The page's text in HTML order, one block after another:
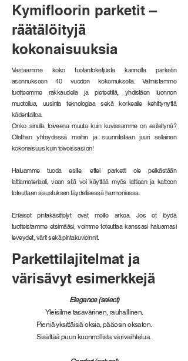
Kymifloorin parketit –
räätälöityjä
kokonaisuuksia
Vastaamme koko tuotantoketjusta kannolta parketin
asennukseen 40 vuoden kokemuksella. Valmistamme
tuotteemme rakkaudella ja pieteetillä, yhdistäen luonnon
muotoilua, uusinta teknologiaa sekä korkealle kehittynyttä
kädentaitoa.
Onko sinulla toiveena muuta kuin kuvissamme on esiteltynä?
Olethan yhteydessä meihin ja suunnitellaan juuri sellainen
kokonaisuus kuin toiveissasi on!
Haluamme tuoda esille, ettei parketti ole pelkästään
lattiamateriaali, vaan sitä voi käyttää myös lattiaan ja kattoon
toteuttaen sisustuksen täydellisessä harmoniassa.
Erilaiset pintakäsittelyt ovat meille arkea. Jos et löydä
tuotteistamme etsimääsi, voimme toteuttaa kanssasi haluamasi
leveydet, värit sekä pintakuvioinnit.
Parkettilajitelmat ja
värisävyt esimerkkejä
Elegance (select)
Yleisilme tasavärinen, rauhallinen.
Pieniä yksittäisiä oksia, pääosin oksaton.
Sisältää puun kuonnollista värivaihtelua.